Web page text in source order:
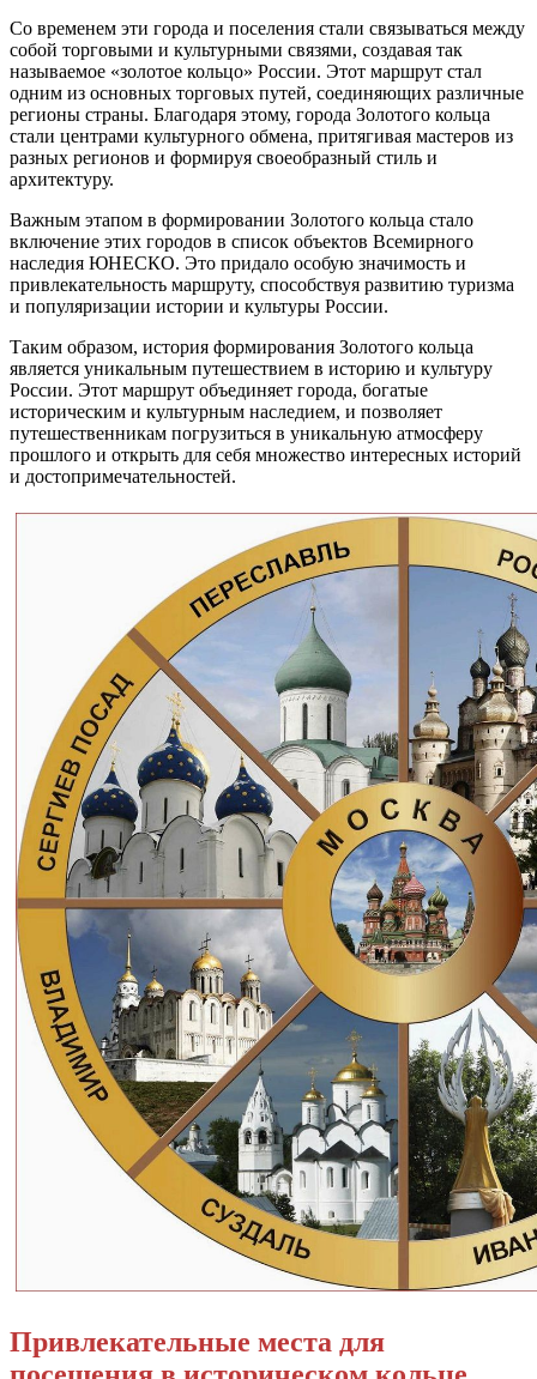
Со временем эти города и поселения стали связываться между
собой торговыми и культурными связями, создавая так
называемое «золотое кольцо» России. Этот маршрут стал
одним из основных торговых путей, соединяющих различные
регионы страны. Благодаря этому, города Золотого кольца
стали центрами культурного обмена, притягивая мастеров из
разных регионов и формируя своеобразный стиль и
архитектуру.
Важным этапом в формировании Золотого кольца стало
включение этих городов в список объектов Всемирного
наследия ЮНЕСКО. Это придало особую значимость и
привлекательность маршруту, способствуя развитию туризма
и популяризации истории и культуры России.
Таким образом, история формирования Золотого кольца
является уникальным путешествием в историю и культуру
России. Этот маршрут объединяет города, богатые
историческим и культурным наследием, и позволяет
путешественникам погрузиться в уникальную атмосферу
прошлого и открыть для себя множество интересных историй
и достопримечательностей.
Привлекательные места для